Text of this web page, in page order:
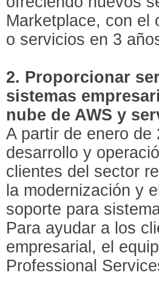
Marketplace, con el
o servicios en 3
2. Proporcionar
sistemas
nube de AWS y
A partir de enero
desarrollo y
clientes del sector
la modernización y
soporte para
Para ayudar a los
empresarial, el
Professional